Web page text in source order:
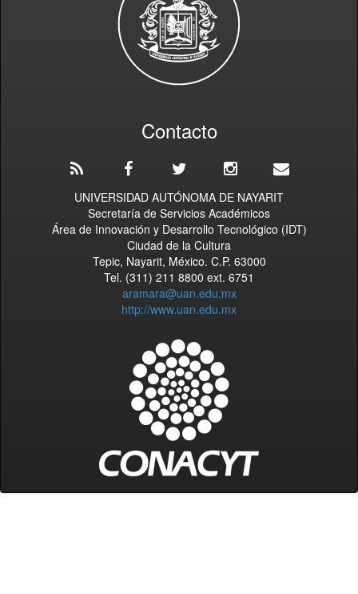
Contacto
UNIVERSIDAD AUTÓNOMA DE NAYARIT
Secretaría de Servicios Académicos
Área de Innovación y Desarrollo Tecnológico (IDT)
Ciudad de la Cultura
Tepic, Nayarit, México. C.P. 63000
Tel. (311) 211 8800 ext. 6751
aramara@uan.edu.mx
http://www.uan.edu.mx